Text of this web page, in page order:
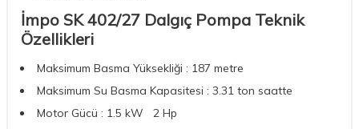
İmpo SK 402/27 Dalgıç Pompa Teknik
Özellikleri
Maksimum Basma Yüksekliği : 187 metre
Maksimum Su Basma Kapasitesi : 3.31 ton saatte
Motor Gücü : 1.5 kW 2 Hp